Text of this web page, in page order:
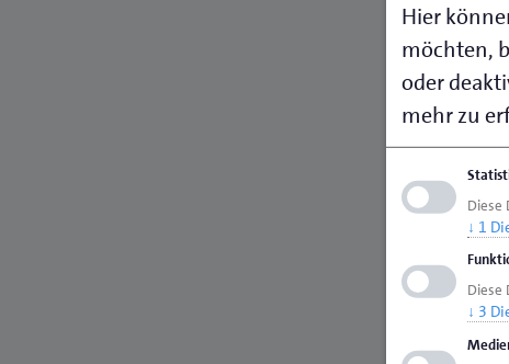
Hier
möchten,
oder
mehr zu
Diese
↓ 1
Diese
↓ 3